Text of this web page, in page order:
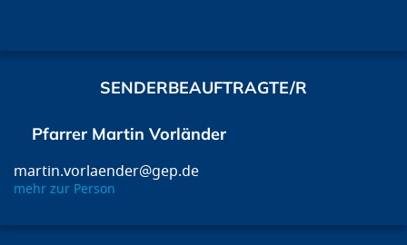
SENDERBEAUFTRAGTE/R
Pfarrer Martin Vorländer
martin.vorlaender@gep.de
mehr zur Person